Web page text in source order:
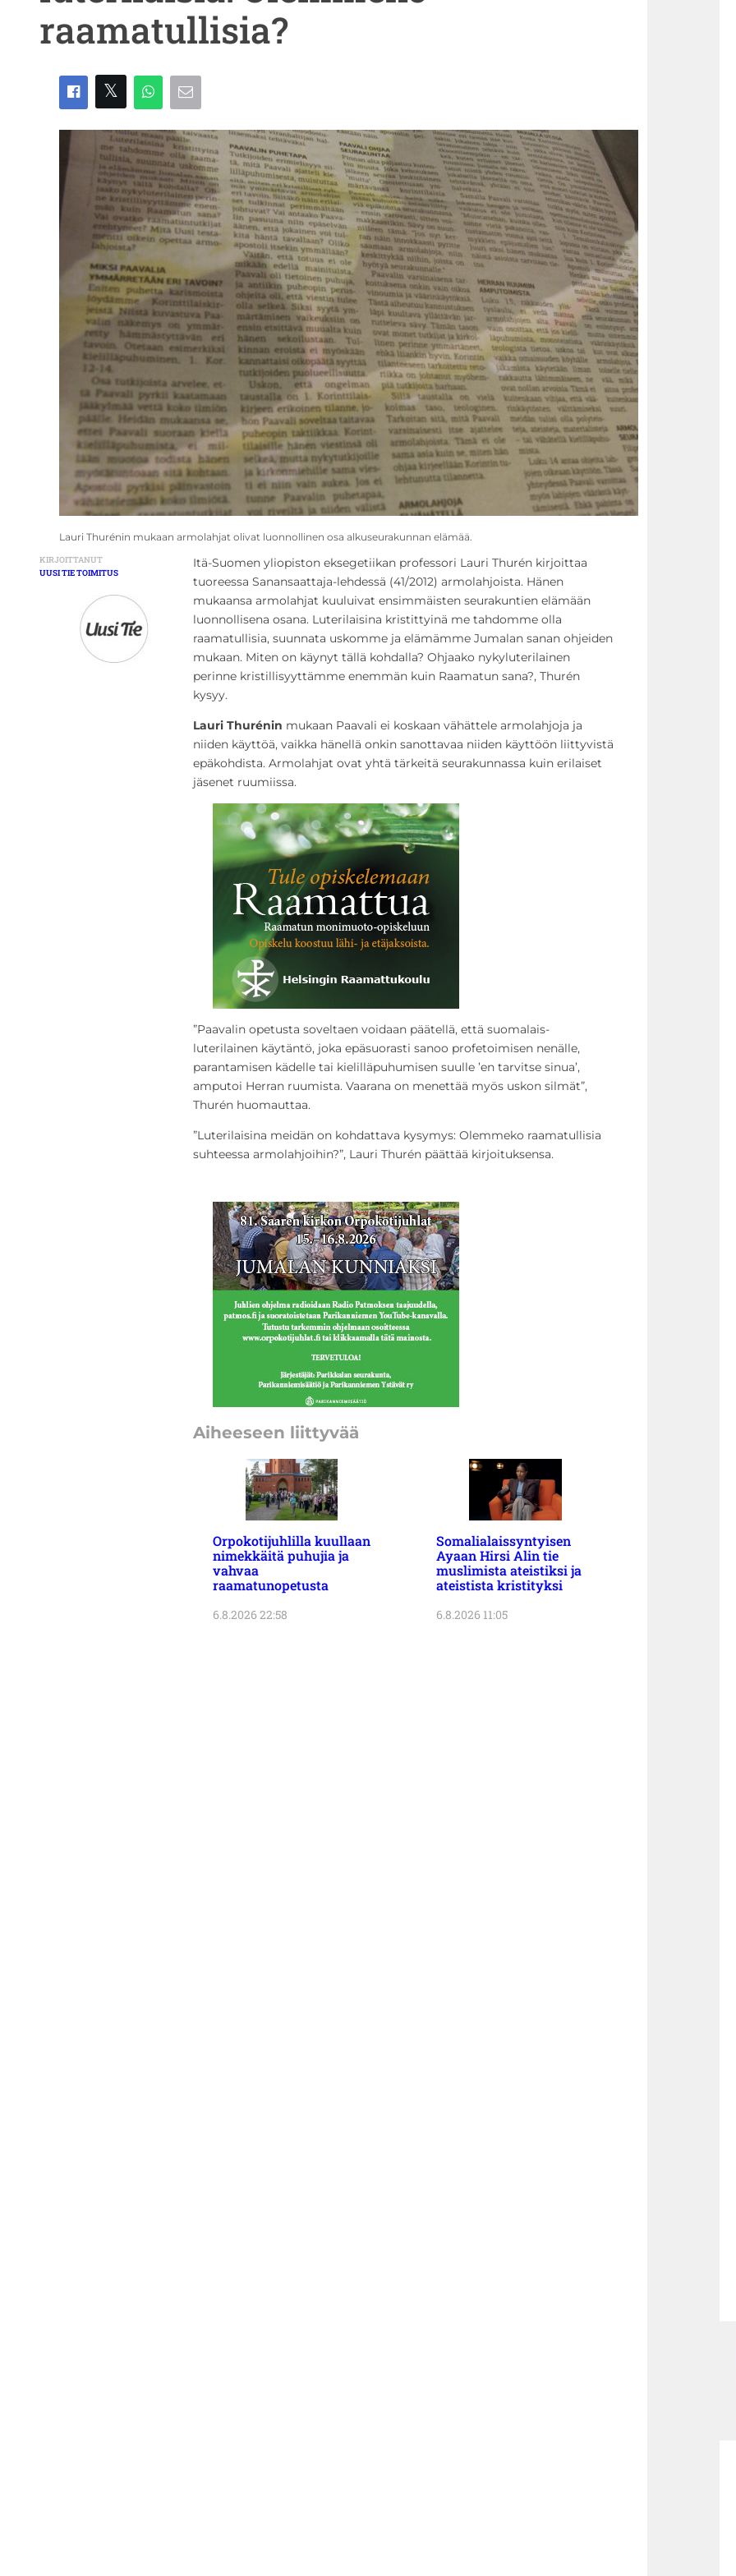
raamatullisia?
Lauri Thurénin mukaan armolahjat olivat luonnollinen osa alkuseurakunnan elämää.
KIRJOITTANUT
UUSI TIE TOIMITUS
Itä-Suomen yliopiston eksegetiikan professori Lauri Thurén kirjoittaa
tuoreessa Sanansaattaja-lehdessä (41/2012) armolahjoista. Hänen
mukaansa armolahjat kuuluivat ensimmäisten seurakuntien elämään
luonnollisena osana. Luterilaisina kristittyinä me tahdomme olla
raamatullisia, suunnata uskomme ja elämämme Jumalan sanan ohjeiden
mukaan. Miten on käynyt tällä kohdalla? Ohjaako nykyluterilainen
perinne kristillisyyttämme enemmän kuin Raamatun sana?, Thurén
kysyy.
Lauri Thurénin mukaan Paavali ei koskaan vähättele armolahjoja ja
niiden käyttöä, vaikka hänellä onkin sanottavaa niiden käyttöön liittyvistä
epäkohdista. Armolahjat ovat yhtä tärkeitä seurakunnassa kuin erilaiset
jäsenet ruumiissa.
”Paavalin opetusta soveltaen voidaan päätellä, että suomalais-
luterilainen käytäntö, joka epäsuorasti sanoo profetoimisen nenälle,
parantamisen kädelle tai kielilläpuhumisen suulle ’en tarvitse sinua’,
amputoi Herran ruumista. Vaarana on menettää myös uskon silmät”,
Thurén huomauttaa.
”Luterilaisina meidän on kohdattava kysymys: Olemmeko raamatullisia
suhteessa armolahjoihin?”, Lauri Thurén päättää kirjoituksensa.
Aiheeseen liittyvää
Orpokotijuhlilla kuullaan
nimekkäitä puhujia ja
vahvaa
raamatunopetusta
6.8.2026 22:58
Somalialaissyntyisen
Ayaan Hirsi Alin tie
muslimista ateistiksi ja
ateistista kristityksi
6.8.2026 11:05